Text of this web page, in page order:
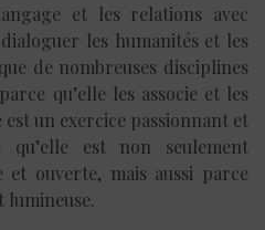
et les relations avec
les humanités et les
de nombreuses disciplines
qu’elle les associe et les
un exercice passionnant et
est non seulement
et ouverte, mais aussi parce
lumineuse.